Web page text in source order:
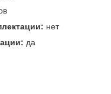
нет
да